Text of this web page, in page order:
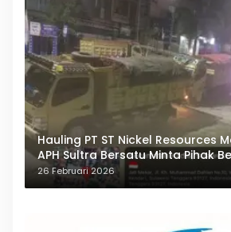
Hauling PT ST Nickel Resources
APH Sultra Bersatu Minta Pihak
Bertindak
26 Februari 2026